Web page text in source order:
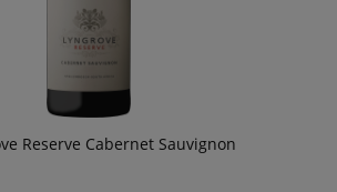
Reserve Cabernet Sauvignon